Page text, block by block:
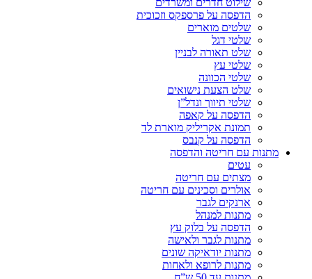
שילוט חדרים ומשרדים
הדפסה על פרספקס וזכוכית
שלטים מוארים
שלטי דגל
שלט תאורה לבניין
שלטי עץ
שלטי הכוונה
שלט הצעת נישואים
שלטי תיווך ונדל”ן
הדפסה על קאפה
תמונת אקריליק מוארת לד
הדפסה על קנבס
מתנות עם חריטה והדפסה
עטים
מצתים עם חריטה
אולרים וסכינים עם חריטה
ארנקים לגבר
מתנות למנהל
הדפסה על בלוק עץ
מתנות לגבר ולאישה
מתנות יודאיקה שונים
מתנות לרופא ולאחות